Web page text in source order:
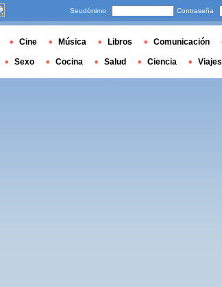
Seudónimo Contraseña
Cine Música Libros Comunicación
Sexo Cocina Salud Ciencia Viajes